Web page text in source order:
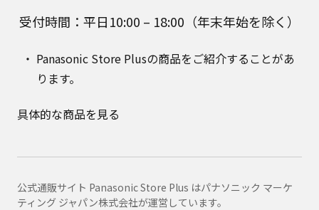
受付時間：平日10:00 – 18:00（年末年始を除く）
Panasonic Store Plusの商品をご紹介することがあ
ります。
具体的な商品を見る
公式通販サイト Panasonic Store Plus はパナソニック マーケ
ティング ジャパン株式会社が運営しています。